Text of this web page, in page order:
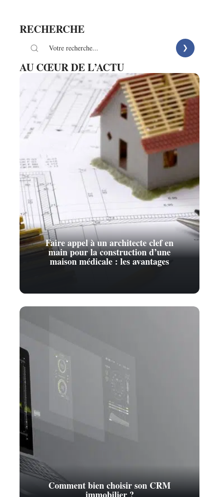
RECHERCHE
AU CŒUR DE L’ACTU
Faire appel à un architecte clef en
main pour la construction d’une
maison médicale : les avantages
Comment bien choisir son CRM